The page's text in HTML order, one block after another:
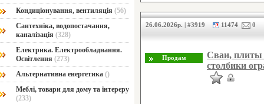
Кондиціонування, вентиляція (56)
Сантехніка, водопостачання,
каналізація (328)
Електрика. Електрообладнання.
Освітлення (273)
Альтернативна енергетика ()
Меблі, товари для дому та інтерєру
(233)
26.06.2026р. | #3919 11474 0
Сваи,
столбики